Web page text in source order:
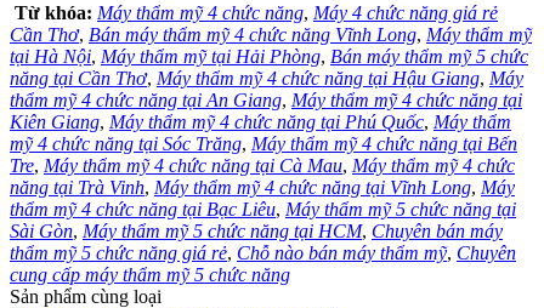
Từ khóa: Máy thẩm mỹ 4 chức năng, Máy 4 chức năng giá rẻ
Cần Thơ, Bán máy thẩm mỹ 4 chức năng Vĩnh Long, Máy thẩm mỹ
tại Hà Nội, Máy thẩm mỹ tại Hải Phòng, Bán máy thẩm mỹ 5 chức
năng tại Cần Thơ, Máy thẩm mỹ 4 chức năng tại Hậu Giang, Máy
thẩm mỹ 4 chức năng tại An Giang, Máy thẩm mỹ 4 chức năng tại
Kiên Giang, Máy thẩm mỹ 4 chức năng tại Phú Quốc, Máy thẩm
mỹ 4 chức năng tại Sóc Trăng, Máy thẩm mỹ 4 chức năng tại Bến
Tre, Máy thẩm mỹ 4 chức năng tại Cà Mau, Máy thẩm mỹ 4 chức
năng tại Trà Vinh, Máy thẩm mỹ 4 chức năng tại Vĩnh Long, Máy
thẩm mỹ 4 chức năng tại Bạc Liêu, Máy thẩm mỹ 5 chức năng tại
Sài Gòn, Máy thẩm mỹ 5 chức năng tại HCM, Chuyên bán máy
thẩm mỹ 5 chức năng giá rẻ, Chỗ nào bán máy thẩm mỹ, Chuyên
cung cấp máy thẩm mỹ 5 chức năng
Sản phẩm cùng loại